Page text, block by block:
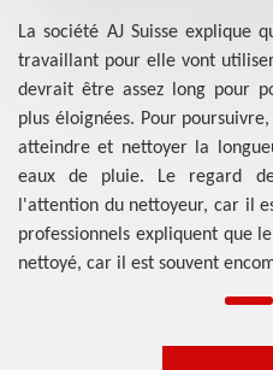
La société AJ Suisse explique
travaillant pour elle vont
devrait être assez long pour
plus éloignées. Pour
atteindre et nettoyer la
eaux de pluie. Le regard
l'attention du nettoyeur, car il
professionnels expliquent que
nettoyé, car il est souvent